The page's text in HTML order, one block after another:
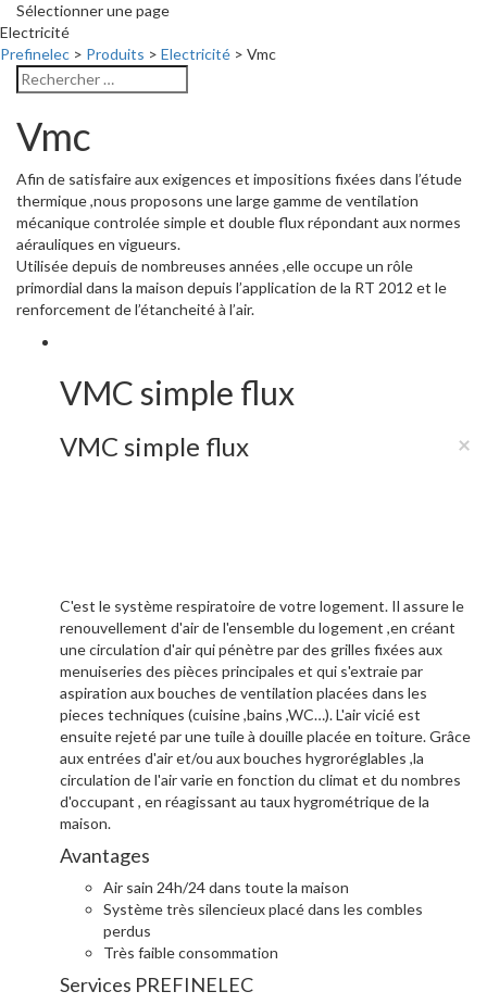
Sélectionner une page
Electricité
Prefinelec > Produits > Electricité > Vmc
Vmc
Afin de satisfaire aux exigences et impositions fixées dans l’étude
thermique ,nous proposons une large gamme de ventilation
mécanique controlée simple et double flux répondant aux normes
aérauliques en vigueurs.
Utilisée depuis de nombreuses années ,elle occupe un rôle
primordial dans la maison depuis l’application de la RT 2012 et le
renforcement de l’étancheité à l’air.
VMC simple flux
×
VMC simple flux
C'est le système respiratoire de votre logement. Il assure le
renouvellement d'air de l'ensemble du logement ,en créant
une circulation d'air qui pénètre par des grilles fixées aux
menuiseries des pièces principales et qui s'extraie par
aspiration aux bouches de ventilation placées dans les
pieces techniques (cuisine ,bains ,WC…). L'air vicié est
ensuite rejeté par une tuile à douille placée en toiture. Grâce
aux entrées d'air et/ou aux bouches hygroréglables ,la
circulation de l'air varie en fonction du climat et du nombres
d'occupant , en réagissant au taux hygrométrique de la
maison.
Avantages
Air sain 24h/24 dans toute la maison
Système très silencieux placé dans les combles
perdus
Très faible consommation
Services PREFINELEC